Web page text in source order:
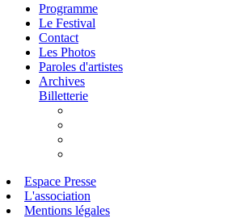
Programme
Le Festival
Contact
Les Photos
Paroles d'artistes
Archives
Billetterie
Espace Presse
L'association
Mentions légales